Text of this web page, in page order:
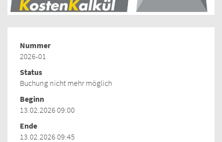
Nummer
2026-01
Status
Buchung nicht mehr möglich
Beginn
13.02.2026 09:00
Ende
13.02.2026 09:45